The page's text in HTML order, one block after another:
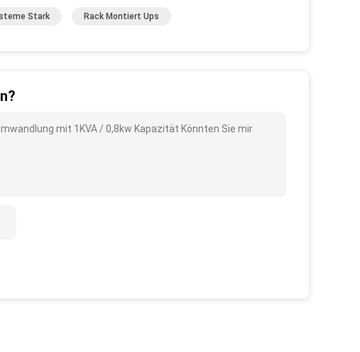
Stark Rack Montiert Ups
mit 1KVA / 0,8kw Kapazität Könnten Sie mir